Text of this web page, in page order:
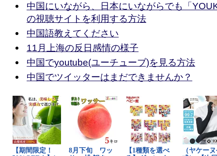
中国にいながら、日本にいながらでも「
の視聴サイトを利用する方法
中国語教えてください
11月上海の反日感情の様子
中国でyoutube(ユーチューブ)を見る方法
中国でツイッターはまだできませんか？